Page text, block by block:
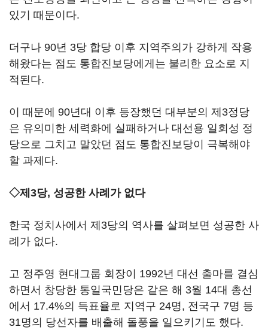
있기 때문이다.
더구나 90년 3당 합당 이후 지역주의가 강하게 작용
해왔다는 점도 통합진보당에게는 불리한 요소로 지
적된다.
이 때문에 90년대 이후 등장했던 대부분의 제3정당
은 유의미한 세력화에 실패하거나 대선용 일회성 정
당으로 그치고 말았던 점도 통합진보당이 극복해야
할 과제다.
◇제3당, 성공한 사례가 없다
한국 정치사에서 제3당의 역사를 살펴보면 성공한 사
례가 없다.
고 정주영 현대그룹 회장이 1992년 대선 출마를 결심
하면서 창당한 통일국민당은 같은 해 3월 14대 총선
에서 17.4%의 득표율로 지역구 24명, 전국구 7명 등
31명의 당선자를 배출해 돌풍을 일으키기도 했다.